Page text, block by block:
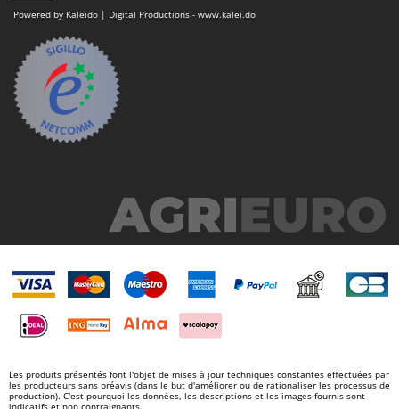
Powered by Kaleido | Digital Productions - www.kalei.do
Les produits présentés font l'objet de mises à jour techniques constantes effectuées par
les producteurs sans préavis (dans le but d'améliorer ou de rationaliser les processus de
production). C'est pourquoi les données, les descriptions et les images fournis sont
indicatifs et non contraignants.